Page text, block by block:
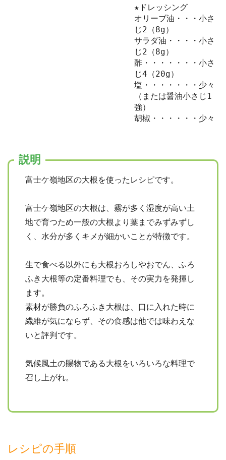
★ドレッシング
オリーブ油・・・小さ
じ2（8g）
サラダ油・・・・小さ
じ2（8g）
酢・・・・・・・小さ
じ4（20g）
塩・・・・・・・少々
（または醤油小さじ1
強）
胡椒・・・・・・少々
説明
富士ケ嶺地区の大根を使ったレシピです。
富士ケ嶺地区の大根は、霧が多く湿度が高い土
地で育つため一般の大根より葉までみずみずし
く、水分が多くキメが細かいことが特徴です。
生で食べる以外にも大根おろしやおでん、ふろ
ふき大根等の定番料理でも、その実力を発揮し
ます。
素材が勝負のふろふき大根は、口に入れた時に
繊維が気にならず、その食感は他では味わえな
いと評判です。
気候風土の賜物である大根をいろいろな料理で
召し上がれ。
レシピの手順